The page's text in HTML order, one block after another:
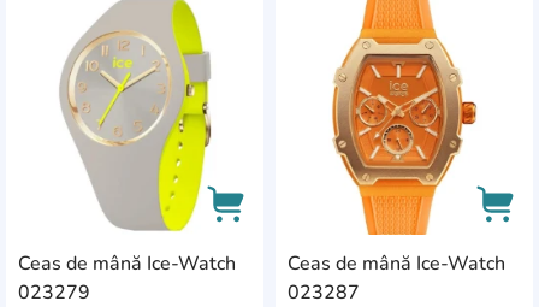
Ceas de mână Ice-Watch
023279
AddCardToFavourite
AddCardToCart
Ceas de mână Ice-Watch
023287